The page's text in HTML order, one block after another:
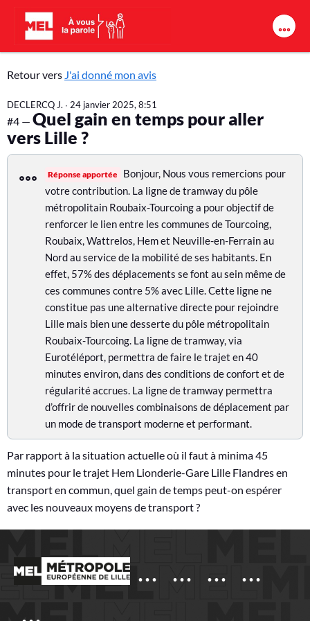
Aller au contenu principal
J
'
a
i
d
s
Retour vers J'ai donné mon avis
DECLERCQ J. ∙ 24 janvier 2025, 8:51
#4 — Quel gain en temps pour aller
vers Lille ?
Réponse apportée Bonjour, Nous vous remercions pour
votre contribution. La ligne de tramway du pôle
métropolitain Roubaix-Tourcoing a pour objectif de
renforcer le lien entre les communes de Tourcoing,
Roubaix, Wattrelos, Hem et Neuville-en-Ferrain au
Nord au service de la mobilité de ses habitants. En
effet, 57% des déplacements se font au sein même de
ces communes contre 5% avec Lille. Cette ligne ne
constitue pas une alternative directe pour rejoindre
Lille mais bien une desserte du pôle métropolitain
Roubaix-Tourcoing. La ligne de tramway, via
Eurotéléport, permettra de faire le trajet en 40
minutes environ, dans des conditions de confort et de
régularité accrues. La ligne de tramway permettra
d’offrir de nouvelles combinaisons de déplacement par
un mode de transport moderne et performant.
Par rapport à la situation actuelle où il faut à minima 45
minutes pour le trajet Hem Lionderie-Gare Lille Flandres en
transport en commun, quel gain de temps peut-on espérer
avec les nouveaux moyens de transport ?